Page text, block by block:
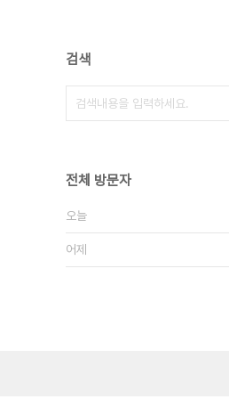
검색
전체 방문자
오늘
어제